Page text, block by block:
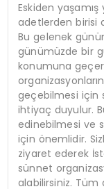
Eskiden
adetlerden birisi
Bu gelenek
günümüzde bir
konumuna
geçebilmesi için
ihtiyaç duyulur.
edinebilmesi ve
için önemlidir.
ziyaret ederek
sünnet
alabilirsiniz. Tüm